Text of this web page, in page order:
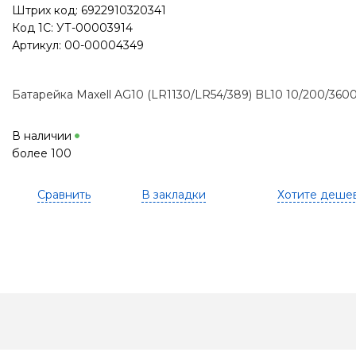
Штрих код: 6922910320341
Код 1С: УТ-00003914
Артикул: 00-00004349
Батарейка Maxell AG10 (LR1130/LR54/389) BL10 10/200/3600
В наличии
более 100
Сравнить В закладки Хотите